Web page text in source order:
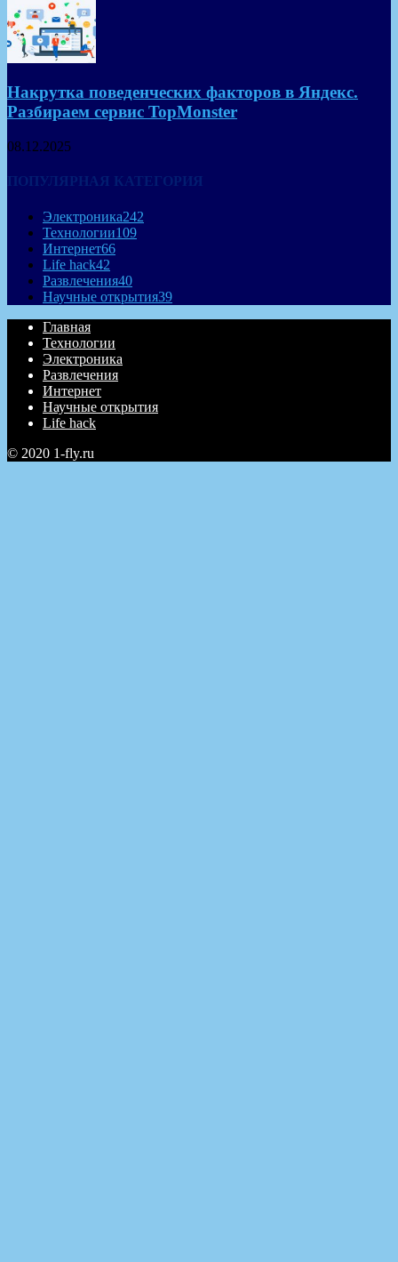
Накрутка поведенческих факторов в Яндекс.
Разбираем сервис TopMonster
08.12.2025
ПОПУЛЯРНАЯ КАТЕГОРИЯ
Электроника242
Технологии109
Интернет66
Life hack42
Развлечения40
Научные открытия39
Главная
Технологии
Электроника
Развлечения
Интернет
Научные открытия
Life hack
© 2020 1-fly.ru